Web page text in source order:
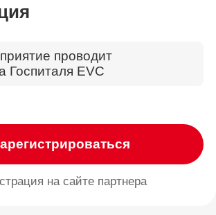
проводит
Госпиталя EVC
на сайте партнера